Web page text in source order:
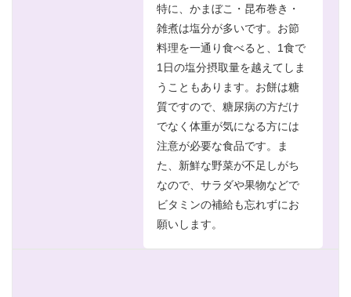
特に、かまぼこ・昆布巻き・
雑煮は塩分が多いです。お節
料理を一通り食べると、1食で
1日の塩分摂取量を越えてしま
うこともあります。お餅は糖
質ですので、糖尿病の方だけ
でなく体重が気になる方には
注意が必要な食品です。ま
た、新鮮な野菜が不足しがち
なので、サラダや果物などで
ビタミンの補給も忘れずにお
願いします。